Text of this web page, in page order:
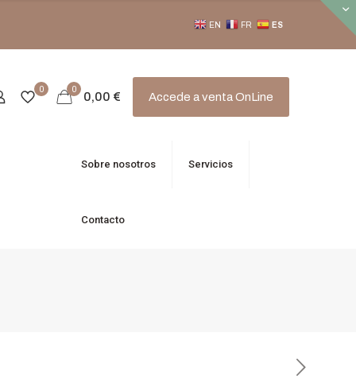
EN FR ES
0 0
0,00 € Accede a venta OnLine
Sobre nosotros Servicios
Contacto